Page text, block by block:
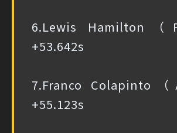
6.Lewis Hamilton（
+53.642s
7.Franco Colapinto（
+55.123s